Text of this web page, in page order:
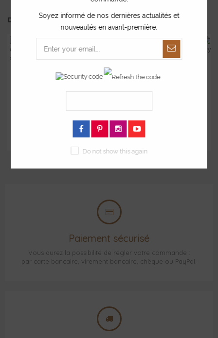
DANS LA MÊME COLLECTION ...
Enseigne prénom s...
Enseigne style né...
Paiement sécurisé
Vous aurez la possibilité de régler votre commande :
par carte bancaire, virement bancaire, chèque ou PayPal.
Soyez informé de nos dernières actualités et
nouveautés en avant-première.
Do not show this again